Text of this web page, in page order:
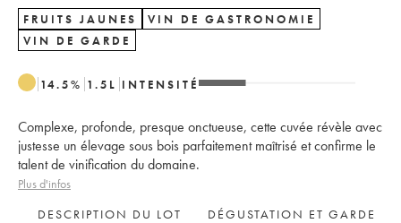
FRUITS JAUNES
VIN DE GASTRONOMIE
VIN DE GARDE
14.5% 1.5 L INTENSITÉ
Complexe, profonde, presque onctueuse, cette cuvée révèle avec
justesse un élevage sous bois parfaitement maîtrisé et confirme le
talent de vinification du domaine.
Plus d'infos
DESCRIPTION DU LOT
DÉGUSTATION ET GARDE